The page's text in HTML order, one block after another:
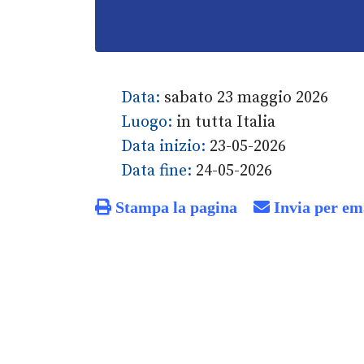
Data: sabato 23 maggio 2026
Luogo: in tutta Italia
Data inizio: 23-05-2026
Data fine: 24-05-2026
Stampa la pagina Invia per